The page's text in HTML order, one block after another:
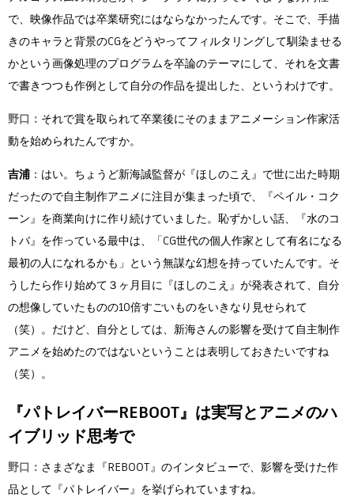
で、映像作品では卒業研究にはならなかったんです。そこで、手描
きのキャラと背景のCGをどうやってフィルタリングして馴染ませる
かという画像処理のプログラムを卒論のテーマにして、それを文書
で書きつつも作例として自分の作品を提出した、というわけです。
野口： それで賞を取られて卒業後にそのままアニメーション作家活
動を始められたんですか。
吉浦 ：はい。ちょうど新海誠監督が『ほしのこえ』で世に出た時期
だったので自主制作アニメに注目が集まった頃で、『ペイル・コク
ーン』を商業向けに作り続けていました。恥ずかしい話、『水のコ
トバ』を作っている最中は、「CG世代の個人作家として有名になる
最初の人になれるかも」という無謀な幻想を持っていたんです。そ
うしたら作り始めて３ヶ月目に『ほしのこえ』が発表されて、自分
の想像していたものの10倍すごいものをいきなり見せられて
（笑）。だけど、自分としては、新海さんの影響を受けて自主制作
アニメを始めたのではないということは表明しておきたいですね
（笑）。
『パトレイバーREBOOT』は実写とアニメのハ
イブリッド思考で
野口： さまざなま『REBOOT』のインタビューで、影響を受けた作
品として『パトレイバー』を挙げられていますね。